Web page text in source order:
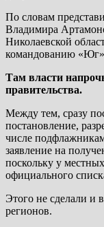
По словам
Владимира
Николаевской
командованию
Там власти
правительства.
Между тем, сразу
постановление,
числе
заявление на
поскольку у
официального
Этого не сделали и
регионов.